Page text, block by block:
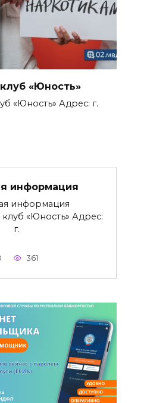
«Юность»
«Юность» Адрес: г.
информация
информация
«Юность» Адрес:
г.
361